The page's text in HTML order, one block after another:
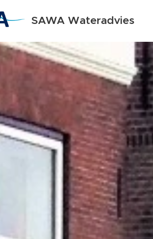
SAWA Wateradvies